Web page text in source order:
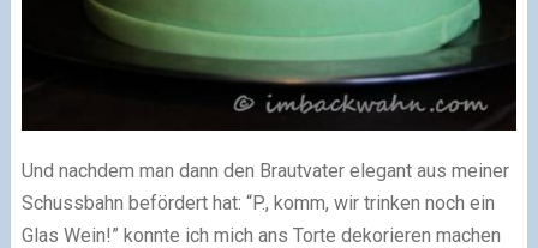
Und nachdem man dann den Brautvater elegant aus meiner
Schussbahn befördert hat: “P., komm, wir trinken noch ein
Glas Wein!” konnte ich mich ans Torte dekorieren machen